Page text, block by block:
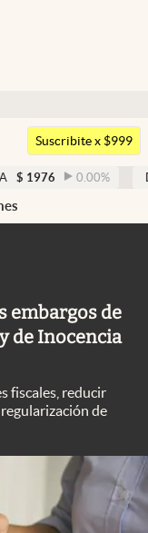
Argentina
Suscribite x $999
0.00 % DÓLAR MEP
embargos de
de Inocencia
fiscales, reducir
de